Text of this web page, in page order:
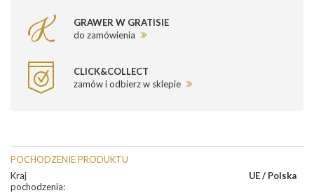
GRAWER W GRATISIE
do zamówienia
CLICK&COLLECT
zamów i odbierz w sklepie
POCHODZENIE PRODUKTU
Kraj
pochodzenia:
UE / Polska